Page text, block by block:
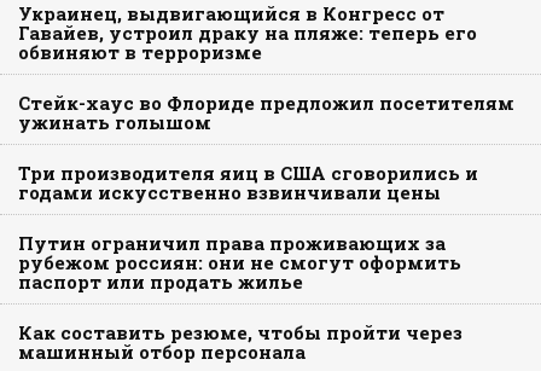
Украинец, выдвигающийся в Конгресс от
Гавайев, устроил драку на пляже: теперь его
обвиняют в терроризме
Стейк-хаус во Флориде предложил посетителям
ужинать голышом
Три производителя яиц в США сговорились и
годами искусственно взвинчивали цены
Путин ограничил права проживающих за
рубежом россиян: они не смогут оформить
паспорт или продать жилье
Как составить резюме, чтобы пройти через
машинный отбор персонала